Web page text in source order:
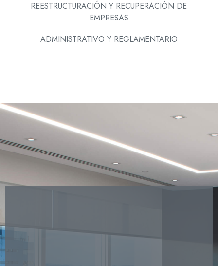
REESTRUCTURACIÓN Y RECUPERACIÓN DE
EMPRESAS
ADMINISTRATIVO Y REGLAMENTARIO